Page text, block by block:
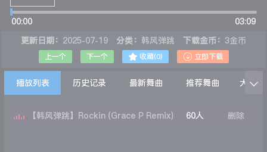
00:00
03:09
更新日期： 2025-07-19 分类： 韩风弹跳 下载金币： 3金币
上一个 下一个  收藏(0)  立即下载
播放列表 历史记录 最新舞曲 推荐舞曲 大家在

【韩风弹跳】Rockin (Grace P Remix) 60人 删除